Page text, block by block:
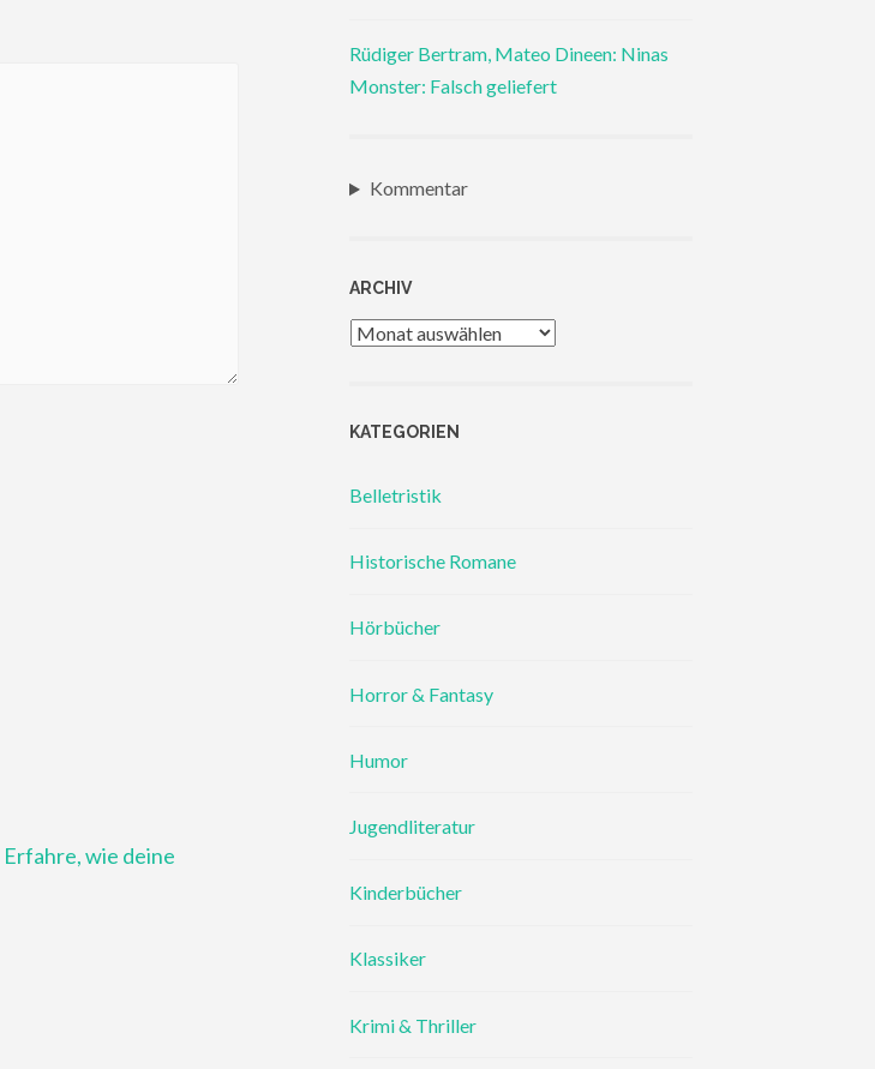
Erfahre, wie deine
Rüdiger Bertram, Mateo Dineen: Ninas
Monster: Falsch geliefert
Kommentar
ARCHIV
Archiv
KATEGORIEN
Belletristik
Historische Romane
Hörbücher
Horror & Fantasy
Humor
Jugendliteratur
Kinderbücher
Klassiker
Krimi & Thriller